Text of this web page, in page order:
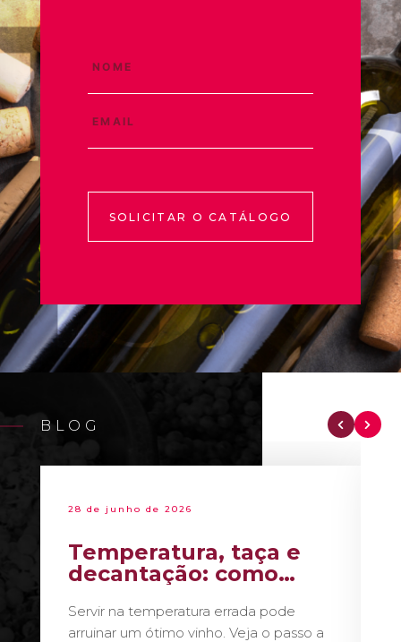
SOLICITAR O CATÁLOGO
BLOG
28 de junho de 2026
Temperatura, taça e
decantação: como
sommelier
Servir na temperatura errada pode
arruinar um ótimo vinho. Veja o passo a